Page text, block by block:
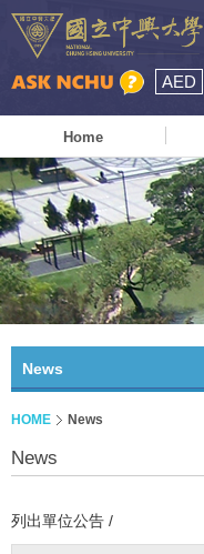
AED
Home
News
HOME News
News
列出單位公告 /